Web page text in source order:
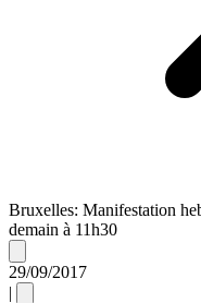
Bruxelles: Manifestation
demain à 11h30
29/09/2017
|